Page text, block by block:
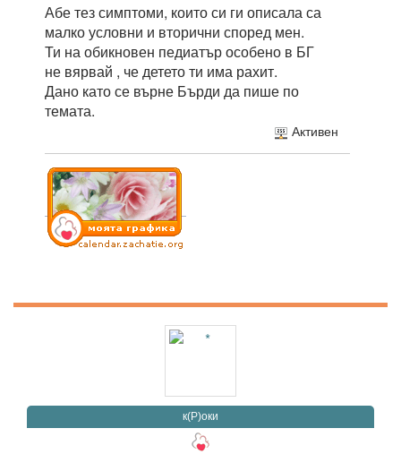
Абе тез симптоми, които си ги описала са
малко условни и вторични според мен.
Ти на обикновен педиатър особено в БГ
не вярвай , че детето ти има рахит.
Дано като се върне Бърди да пише по
темата.
Активен
к(Р)оки